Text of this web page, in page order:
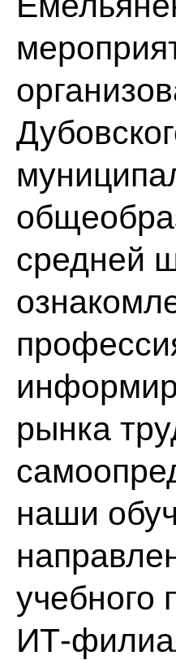
средней
рынка
наши
учебного